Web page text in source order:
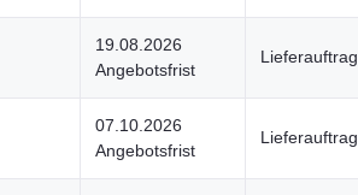
19.08.2026
Angebotsfrist
Lieferauftrag
07.10.2026
Angebotsfrist
Lieferauftrag